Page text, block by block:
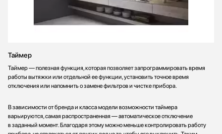
Таймер
Таймер — полезная функция, которая позволяет запрограммировать время
работы вытяжки или отдельной ее функции, установить точное время
отключения или напомнить о замене фильтров и чистке прибора.
В зависимости от бренда и класса модели возможности таймера
варьируются, самая распространенная — автоматическое отключение
в заданный момент. Благодаря этому можно меньше контролировать работу